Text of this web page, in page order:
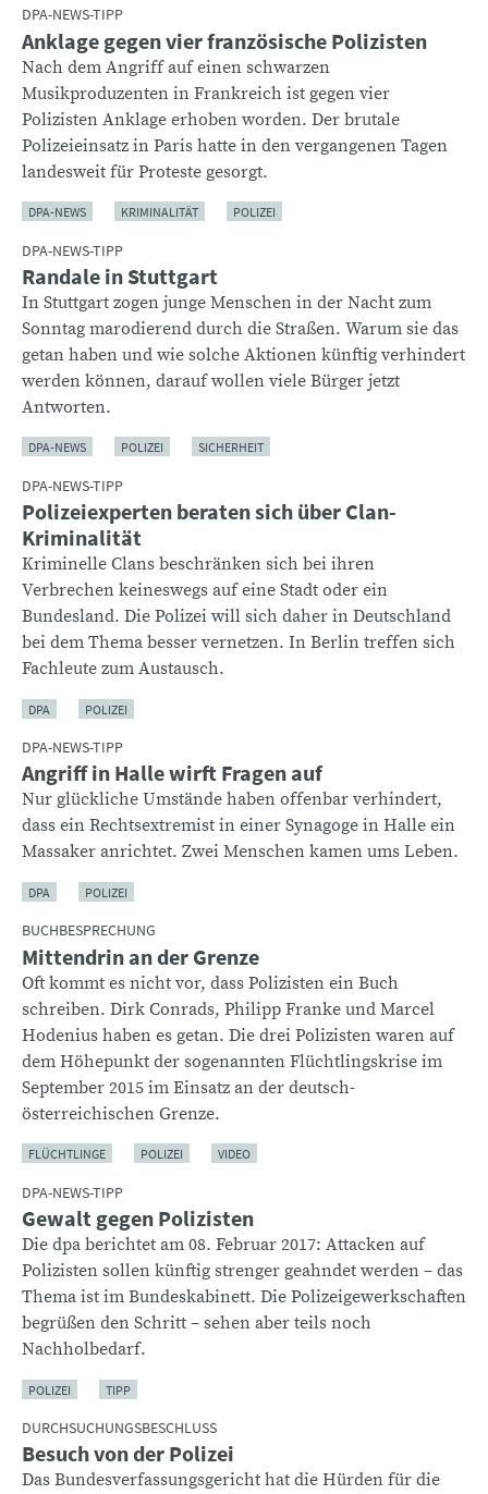
DPA-NEWS-TIPP
Anklage gegen vier französische Polizisten
Nach dem Angriff auf einen schwarzen
Musikproduzenten in Frankreich ist gegen vier
Polizisten Anklage erhoben worden. Der brutale
Polizeieinsatz in Paris hatte in den vergangenen Tagen
landesweit für Proteste gesorgt.
DPA-NEWS KRIMINALITÄT POLIZEI
DPA-NEWS-TIPP
Randale in Stuttgart
In Stuttgart zogen junge Menschen in der Nacht zum
Sonntag marodierend durch die Straßen. Warum sie das
getan haben und wie solche Aktionen künftig verhindert
werden können, darauf wollen viele Bürger jetzt
Antworten.
DPA-NEWS POLIZEI SICHERHEIT
DPA-NEWS-TIPP
Polizeiexperten beraten sich über Clan-
Kriminalität
Kriminelle Clans beschränken sich bei ihren
Verbrechen keineswegs auf eine Stadt oder ein
Bundesland. Die Polizei will sich daher in Deutschland
bei dem Thema besser vernetzen. In Berlin treffen sich
Fachleute zum Austausch.
DPA POLIZEI
DPA-NEWS-TIPP
Angriff in Halle wirft Fragen auf
Nur glückliche Umstände haben offenbar verhindert,
dass ein Rechtsextremist in einer Synagoge in Halle ein
Massaker anrichtet. Zwei Menschen kamen ums Leben.
DPA POLIZEI
BUCHBESPRECHUNG
Mittendrin an der Grenze
Oft kommt es nicht vor, dass Polizisten ein Buch
schreiben. Dirk Conrads, Philipp Franke und Marcel
Hodenius haben es getan. Die drei Polizisten waren auf
dem Höhepunkt der sogenannten Flüchtlingskrise im
September 2015 im Einsatz an der deutsch-
österreichischen Grenze.
FLÜCHTLINGE POLIZEI VIDEO
DPA-NEWS-TIPP
Gewalt gegen Polizisten
Die dpa berichtet am 08. Februar 2017: Attacken auf
Polizisten sollen künftig strenger geahndet werden – das
Thema ist im Bundeskabinett. Die Polizeigewerkschaften
begrüßen den Schritt – sehen aber teils noch
Nachholbedarf.
POLIZEI TIPP
DURCHSUCHUNGSBESCHLUSS
Besuch von der Polizei
Das Bundesverfassungsgericht hat die Hürden für die